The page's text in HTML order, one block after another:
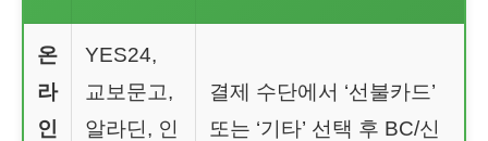
온
라
인
YES24,
교보문고,
알라딘, 인
결제 수단에서 ‘선불카드’
또는 ‘기타’ 선택 후 BC/신